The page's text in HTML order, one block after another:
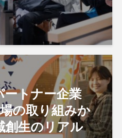
ートナー企業
の取り組みか
創生のリアル